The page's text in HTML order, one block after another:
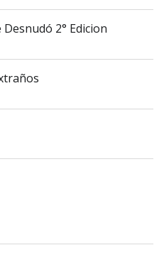
2° Edicion